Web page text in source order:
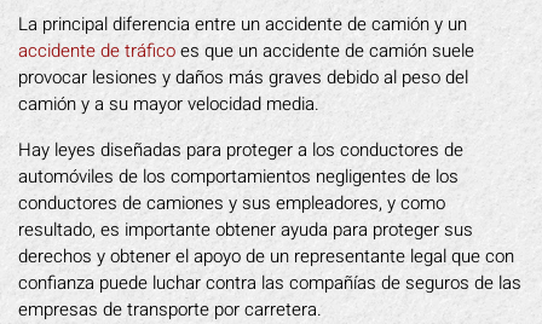
La principal diferencia entre un accidente de camión y un
accidente de tráficoes que un accidente de camión suele
provocar lesiones y daños más graves debido al peso del
camión y a su mayor velocidad media.
Hay leyes diseñadas para proteger a los conductores de
automóviles de los comportamientos negligentes de los
conductores de camiones y sus empleadores, y como
resultado, es importante obtener ayuda para proteger sus
derechos y obtener el apoyo de un representante legal que con
confianza puede luchar contra las compañías de seguros de las
empresas de transporte por carretera.